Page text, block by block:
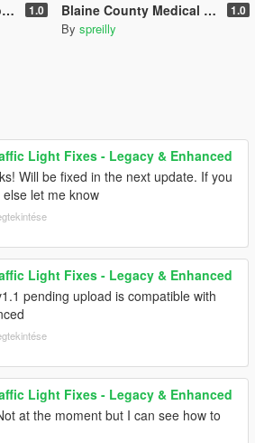
1.0 Blaine County Medical Examiner - 1993 Vapid Stanier 1.0
By spreilly
Light Fixes - Legacy & Enhanced
Will be fixed in the next update. If you
let me know
Light Fixes - Legacy & Enhanced
pending upload is compatible with
Light Fixes - Legacy & Enhanced
at the moment but I can see how to